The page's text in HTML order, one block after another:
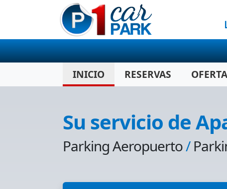
INICIO RESERVAS
Su servicio de
Parking Aeropuerto/